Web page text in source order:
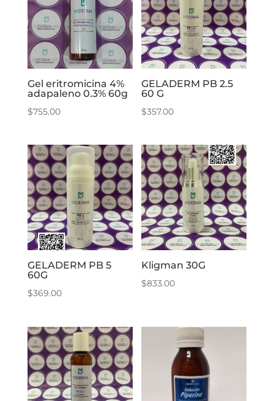
Gel eritromicina 4%
adapaleno 0.3% 60g
$755.00
GELADERM PB 2.5
60 G
$357.00
GELADERM PB 5
60G
$369.00
Kligman 30G
$833.00